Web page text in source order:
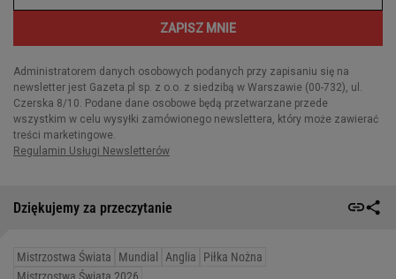
Dziękujemy za przeczytanie
Mistrzostwa Świata Mundial Anglia
Piłka Nożna